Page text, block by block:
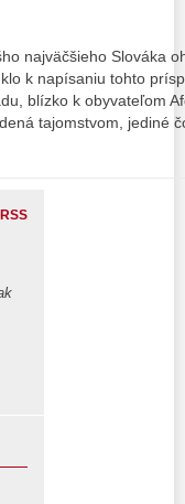
najväčšieho Slováka
k napísaniu tohto
blízko k obyvateľom
tajomstvom, jediné
RSS